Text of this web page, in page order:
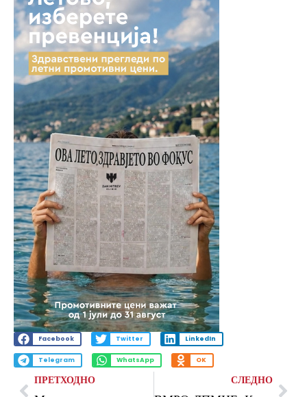
Facebook Twitter LinkedIn
Telegram WhatsApp OK
ПРЕТХОДНО СЛЕДНО